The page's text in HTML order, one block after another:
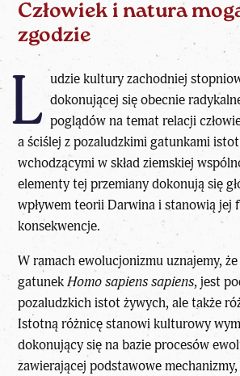
Człowiek i natura
zgodzie
L udzie kultury zachodniej
dokonującej się obecnie
poglądów na temat relacji
a ściślej z pozaludzkimi gatunkami
wchodzącymi w skład ziemskiej
elementy tej przemiany dokonują się
wpływem teorii Darwina i stanowią jej
konsekwencje.
W ramachewolucjonizmuuznajemy,
gatunekHomo sapiens sapiens, jest
pozaludzkich istot żywych, ale także
Istotną różnicę stanowi kulturowy
dokonujący się na bazie procesów
zawierającej podstawowe